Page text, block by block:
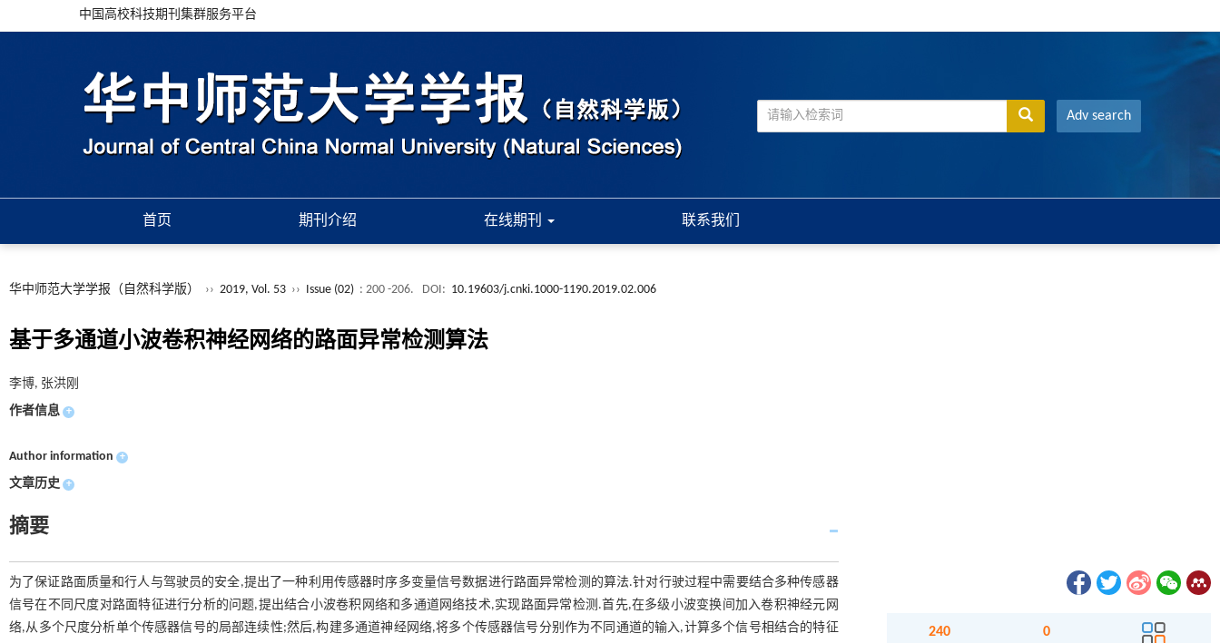
中国高校科技期刊集群服务平台
Adv search
首页 期刊介绍 在线期刊 联系我们
华中师范大学学报（自然科学版） ›› 2019, Vol. 53 ›› Issue (02) : 200 -206. DOI: 10.19603/j.cnki.1000-1190.2019.02.006
基于多通道小波卷积神经网络的路面异常检测算法
李博, 张洪刚
作者信息 +
Author information +
文章历史 +
摘要
为了保证路面质量和行人与驾驶员的安全,提出了一种利用传感器时序多变量信号数据进行路面异常检测的算法.针对行驶过程中需要结合多种传感器
信号在不同尺度对路面特征进行分析的问题,提出结合小波卷积网络和多通道网络技术,实现路面异常检测.首先,在多级小波变换间加入卷积神经元网
络,从多个尺度分析单个传感器信号的局部连续性;然后,构建多通道神经网络,将多个传感器信号分别作为不同通道的输入,计算多个信号相结合的特征
240 0